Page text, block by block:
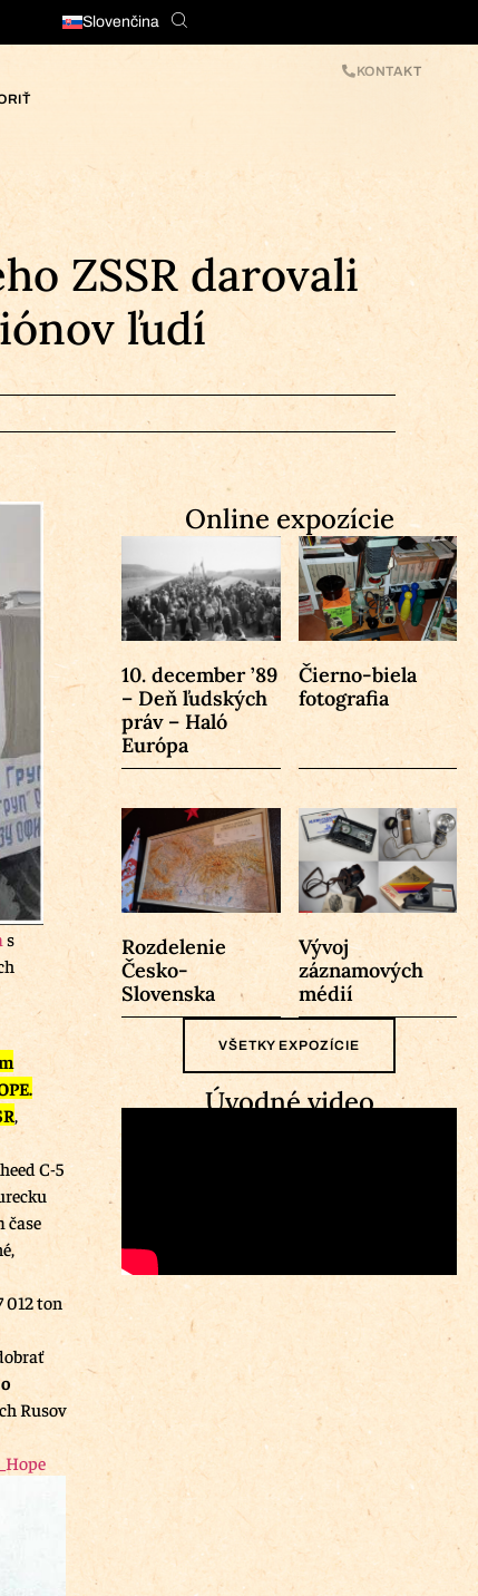
Slovenčina
KONTAKT
ZSSR darovali
ľudí
s
,
C-5
čase
012 ton
Rusov
Online expozície
10. december ’89
– Deň ľudských
práv – Haló
Európa
Čierno-biela
fotografia
Rozdelenie
Česko-
Slovenska
Vývoj
záznamových
médií
VŠETKY EXPOZÍCIE
Úvodné video